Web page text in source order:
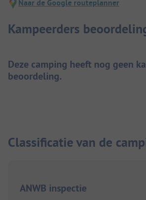
Naar de Google routeplanner
Kampeerders
Deze camping heeft nog geen
beoordeling.
Classificatie van de
ANWB inspectie